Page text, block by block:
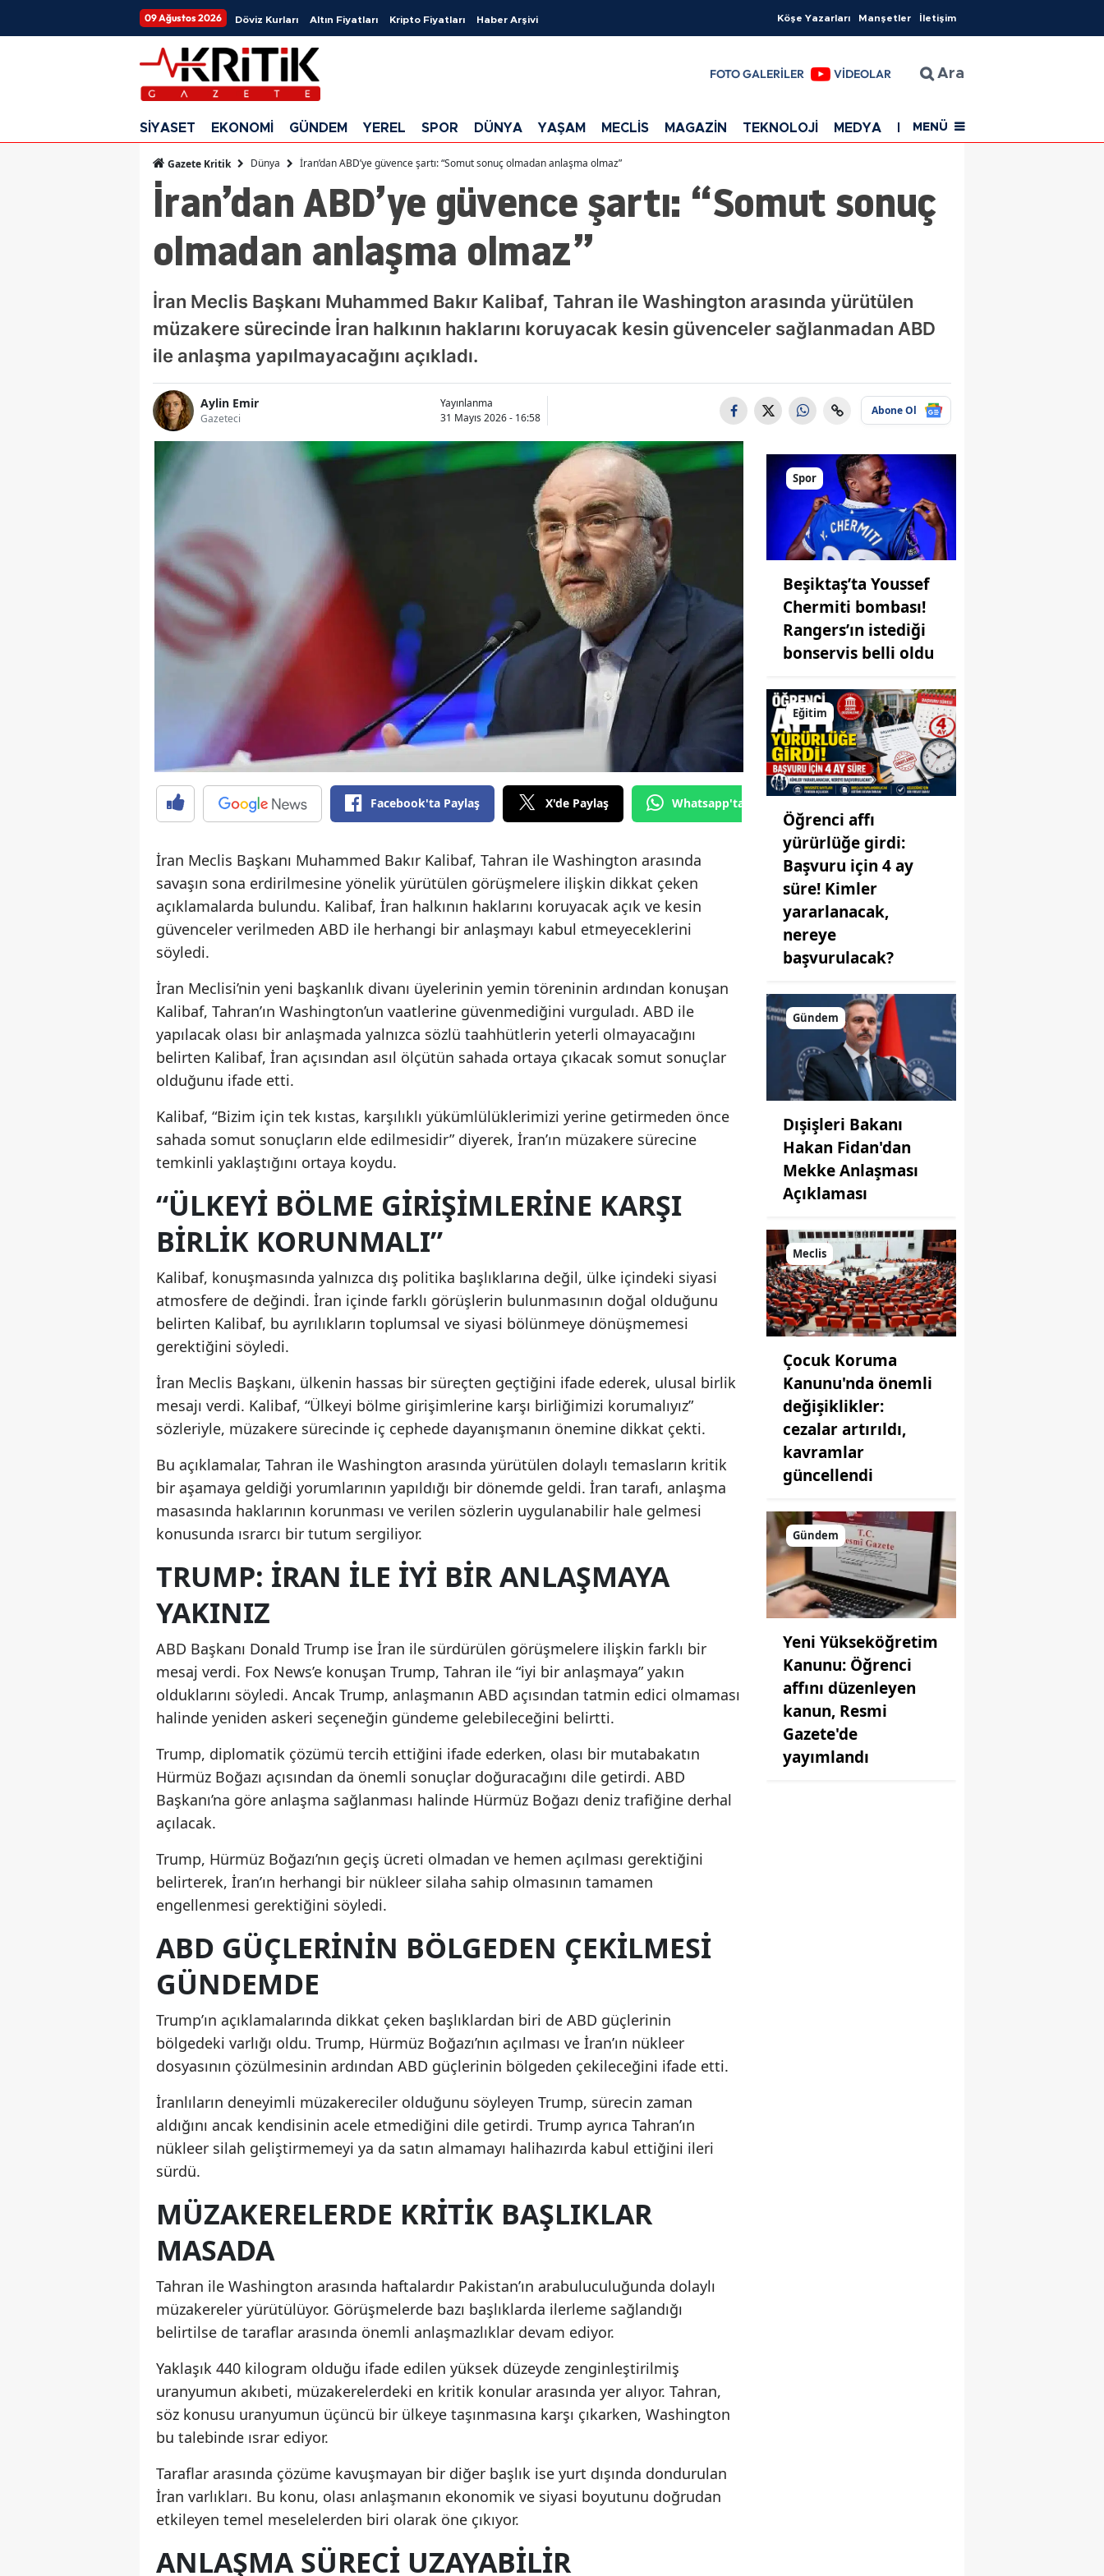
09 Ağustos 2026 Döviz Kurları Altın Fiyatları Kripto Fiyatları Haber Arşivi Köşe Yazarları Manşetler İletişim
FOTO GALERİLER VİDEOLAR Ara
SİYASET EKONOMİ GÜNDEM YEREL SPOR DÜNYA YAŞAM MECLİS MAGAZİN TEKNOLOJİ MEDYA EĞİTİM SAĞLIK
MENÜ
Gazete Kritik Dünya İran’dan ABD’ye güvence şartı: “Somut sonuç olmadan anlaşma olmaz”
İran’dan ABD’ye güvence şartı: “Somut sonuç
olmadan anlaşma olmaz”
İran Meclis Başkanı Muhammed Bakır Kalibaf, Tahran ile Washington arasında yürütülen
müzakere sürecinde İran halkının haklarını koruyacak kesin güvenceler sağlanmadan ABD
ile anlaşma yapılmayacağını açıkladı.
Aylin Emir
Gazeteci
Yayınlanma
31 Mayıs 2026 - 16:58
Abone Ol
Facebook'ta Paylaş X'de Paylaş Whatsapp'tan Gönder
İran Meclis Başkanı Muhammed Bakır Kalibaf, Tahran ile Washington arasında
savaşın sona erdirilmesine yönelik yürütülen görüşmelere ilişkin dikkat çeken
açıklamalarda bulundu. Kalibaf, İran halkının haklarını koruyacak açık ve kesin
güvenceler verilmeden ABD ile herhangi bir anlaşmayı kabul etmeyeceklerini
söyledi.
İran Meclisi’nin yeni başkanlık divanı üyelerinin yemin töreninin ardından konuşan
Kalibaf, Tahran’ın Washington’un vaatlerine güvenmediğini vurguladı. ABD ile
yapılacak olası bir anlaşmada yalnızca sözlü taahhütlerin yeterli olmayacağını
belirten Kalibaf, İran açısından asıl ölçütün sahada ortaya çıkacak somut sonuçlar
olduğunu ifade etti.
Kalibaf, “Bizim için tek kıstas, karşılıklı yükümlülüklerimizi yerine getirmeden önce
sahada somut sonuçların elde edilmesidir” diyerek, İran’ın müzakere sürecine
temkinli yaklaştığını ortaya koydu.
“ÜLKEYI BÖLME GIRIŞIMLERINE KARŞI
BIRLIK KORUNMALI”
Kalibaf, konuşmasında yalnızca dış politika başlıklarına değil, ülke içindeki siyasi
atmosfere de değindi. İran içinde farklı görüşlerin bulunmasının doğal olduğunu
belirten Kalibaf, bu ayrılıkların toplumsal ve siyasi bölünmeye dönüşmemesi
gerektiğini söyledi.
İran Meclis Başkanı, ülkenin hassas bir süreçten geçtiğini ifade ederek, ulusal birlik
mesajı verdi. Kalibaf, “Ülkeyi bölme girişimlerine karşı birliğimizi korumalıyız”
sözleriyle, müzakere sürecinde iç cephede dayanışmanın önemine dikkat çekti.
Bu açıklamalar, Tahran ile Washington arasında yürütülen dolaylı temasların kritik
bir aşamaya geldiği yorumlarının yapıldığı bir dönemde geldi. İran tarafı, anlaşma
masasında haklarının korunması ve verilen sözlerin uygulanabilir hale gelmesi
konusunda ısrarcı bir tutum sergiliyor.
TRUMP: İRAN ILE IYI BIR ANLAŞMAYA
YAKINIZ
ABD Başkanı Donald Trump ise İran ile sürdürülen görüşmelere ilişkin farklı bir
mesaj verdi. Fox News’e konuşan Trump, Tahran ile “iyi bir anlaşmaya” yakın
olduklarını söyledi. Ancak Trump, anlaşmanın ABD açısından tatmin edici olmaması
halinde yeniden askeri seçeneğin gündeme gelebileceğini belirtti.
Trump, diplomatik çözümü tercih ettiğini ifade ederken, olası bir mutabakatın
Hürmüz Boğazı açısından da önemli sonuçlar doğuracağını dile getirdi. ABD
Başkanı’na göre anlaşma sağlanması halinde Hürmüz Boğazı deniz trafiğine derhal
açılacak.
Trump, Hürmüz Boğazı’nın geçiş ücreti olmadan ve hemen açılması gerektiğini
belirterek, İran’ın herhangi bir nükleer silaha sahip olmasının tamamen
engellenmesi gerektiğini söyledi.
ABD GÜÇLERININ BÖLGEDEN ÇEKILMESI
GÜNDEMDE
Trump’ın açıklamalarında dikkat çeken başlıklardan biri de ABD güçlerinin
bölgedeki varlığı oldu. Trump, Hürmüz Boğazı’nın açılması ve İran’ın nükleer
dosyasının çözülmesinin ardından ABD güçlerinin bölgeden çekileceğini ifade etti.
İranlıların deneyimli müzakereciler olduğunu söyleyen Trump, sürecin zaman
aldığını ancak kendisinin acele etmediğini dile getirdi. Trump ayrıca Tahran’ın
nükleer silah geliştirmemeyi ya da satın almamayı halihazırda kabul ettiğini ileri
sürdü.
MÜZAKERELERDE KRITIK BAŞLIKLAR
MASADA
Tahran ile Washington arasında haftalardır Pakistan’ın arabuluculuğunda dolaylı
müzakereler yürütülüyor. Görüşmelerde bazı başlıklarda ilerleme sağlandığı
belirtilse de taraflar arasında önemli anlaşmazlıklar devam ediyor.
Yaklaşık 440 kilogram olduğu ifade edilen yüksek düzeyde zenginleştirilmiş
uranyumun akıbeti, müzakerelerdeki en kritik konular arasında yer alıyor. Tahran,
söz konusu uranyumun üçüncü bir ülkeye taşınmasına karşı çıkarken, Washington
bu talebinde ısrar ediyor.
Taraflar arasında çözüme kavuşmayan bir diğer başlık ise yurt dışında dondurulan
İran varlıkları. Bu konu, olası anlaşmanın ekonomik ve siyasi boyutunu doğrudan
etkileyen temel meselelerden biri olarak öne çıkıyor.
ANLAŞMA SÜRECI UZAYABILIR
Spor
Beşiktaş’ta Youssef
Chermiti bombası!
Rangers’ın istediği
bonservis belli oldu
Eğitim
Öğrenci affı
yürürlüğe girdi:
Başvuru için 4 ay
süre! Kimler
yararlanacak,
nereye
başvurulacak?
Gündem
Dışişleri Bakanı
Hakan Fidan'dan
Mekke Anlaşması
Açıklaması
Meclis
Çocuk Koruma
Kanunu'nda önemli
değişiklikler:
cezalar artırıldı,
kavramlar
güncellendi
Gündem
Yeni Yükseköğretim
Kanunu: Öğrenci
affını düzenleyen
kanun, Resmi
Gazete'de
yayımlandı